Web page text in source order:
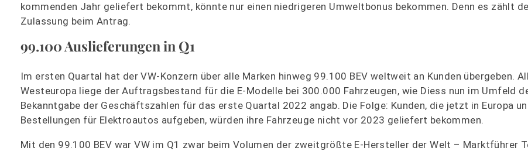
kommenden Jahr geliefert bekommt, könnte nur einen niedrigeren Umweltbonus bekommen. Denn es zählt
Zulassung beim Antrag.
99.100 Auslieferungen in Q1
Im ersten Quartal hat der VW-Konzern über alle Marken hinweg 99.100 BEV weltweit an Kunden übergeben.
Westeuropa liege der Auftragsbestand für die E-Modelle bei 300.000 Fahrzeugen, wie Diess nun im Umfeld
Bekanntgabe der Geschäftszahlen für das erste Quartal 2022 angab. Die Folge: Kunden, die jetzt in Europa
Bestellungen für Elektroautos aufgeben, würden ihre Fahrzeuge nicht vor 2023 geliefert bekommen.
Mit den 99.100 BEV war VW im Q1 zwar beim Volumen der zweitgrößte E-Hersteller der Welt – Marktführer